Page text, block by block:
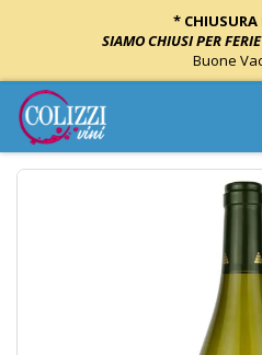
* CHIUSURA
SIAMO CHIUSI PER
Buone
Salta
al
contenuto
Vai